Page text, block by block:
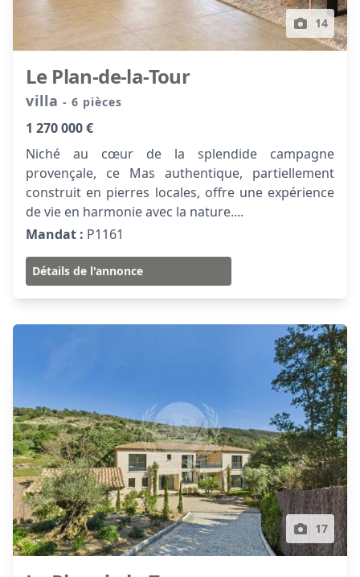
14
Le Plan-de-la-Tour
villa- 6 pièces
1 270 000 €
Niché au cœur de la splendide campagne
provençale, ce Mas authentique, partiellement
construit en pierres locales, offre une expérience
de vie en harmonie avec la nature....
Mandat : P1161
Détails de l'annonce
17